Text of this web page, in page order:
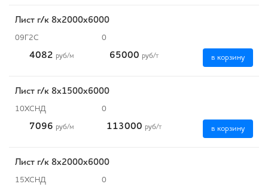
Лист г/к 8х2000х6000
09Г2С 0
4082 руб/м 65000 руб/т в корзину
Лист г/к 8х1500х6000
10ХСНД 0
7096 руб/м 113000 руб/т в корзину
Лист г/к 8х2000х6000
15ХСНД 0